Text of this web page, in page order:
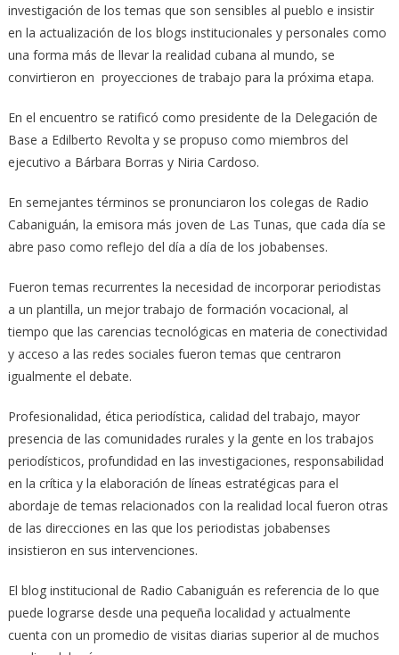
investigación de los temas que son sensibles al pueblo e insistir
en la actualización de los blogs institucionales y personales como
una forma más de llevar la realidad cubana al mundo, se
convirtieron en proyecciones de trabajo para la próxima etapa.
En el encuentro se ratificó como presidente de la Delegación de
Base a Edilberto Revolta y se propuso como miembros del
ejecutivo a Bárbara Borras y Niria Cardoso.
En semejantes términos se pronunciaron los colegas de Radio
Cabaniguán, la emisora más joven de Las Tunas, que cada día se
abre paso como reflejo del día a día de los jobabenses.
Fueron temas recurrentes la necesidad de incorporar periodistas
a un plantilla, un mejor trabajo de formación vocacional, al
tiempo que las carencias tecnológicas en materia de conectividad
y acceso a las redes sociales fueron temas que centraron
igualmente el debate.
Profesionalidad, ética periodística, calidad del trabajo, mayor
presencia de las comunidades rurales y la gente en los trabajos
periodísticos, profundidad en las investigaciones, responsabilidad
en la crítica y la elaboración de líneas estratégicas para el
abordaje de temas relacionados con la realidad local fueron otras
de las direcciones en las que los periodistas jobabenses
insistieron en sus intervenciones.
El blog institucional de Radio Cabaniguán es referencia de lo que
puede lograrse desde una pequeña localidad y actualmente
cuenta con un promedio de visitas diarias superior al de muchos